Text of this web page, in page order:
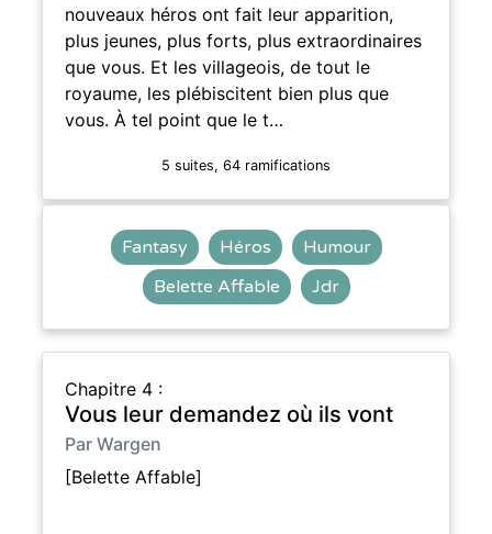
nouveaux héros ont fait leur apparition,
plus jeunes, plus forts, plus extraordinaires
que vous. Et les villageois, de tout le
royaume, les plébiscitent bien plus que
vous. À tel point que le t…
5 suites, 64 ramifications
Fantasy Héros
Humour
Belette Affable
Jdr
Chapitre 4 :
Vous leur demandez où ils vont
Par Wargen
[Belette Affable]